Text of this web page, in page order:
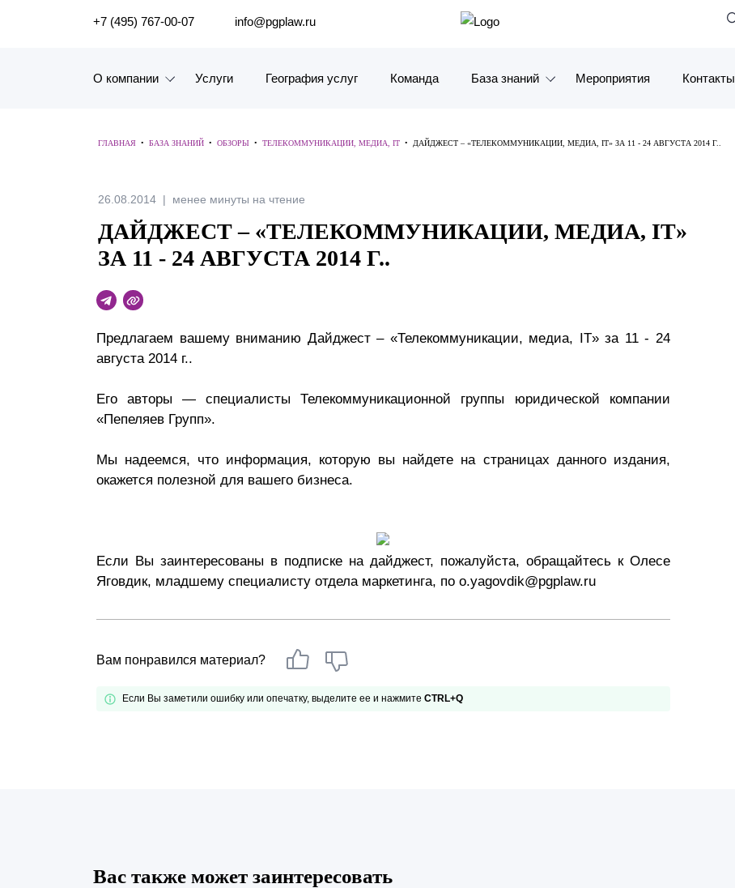
ПОИСК ПО САЙТУ
+7 (495) 767-00-07 info@pgplaw.ru
О компании
Наш опыт
Рейтинги, Награды, Цифры
Карьера
История компании
Обращение Управляющего
Социальная
Услуги География услуг Команда База знаний
Видео
Антикризисный инфопортал
Мероприятия Контакты
ГЛАВНАЯ • БАЗА ЗНАНИЙ • ОБЗОРЫ • ТЕЛЕКОММУНИКАЦИИ, МЕДИА, IT • ДАЙДЖЕСТ – «ТЕЛЕКОММУНИКАЦИИ, МЕДИА, IT» ЗА 11 - 24 АВГУСТА 2014 Г..
26.08.2014 менее минуты на чтение
ДАЙДЖЕСТ – «ТЕЛЕКОММУНИКАЦИИ, МЕДИА, IT»
ЗА 11 - 24 АВГУСТА 2014 Г..
Предлагаем вашему вниманию Дайджест – «Телекоммуникации, медиа, IT» за 11 - 24
августа 2014 г..
Его авторы — специалисты Телекоммуникационной группы юридической компании
«Пепеляев Групп».
Мы надеемся, что информация, которую вы найдете на страницах данного издания,
окажется полезной для вашего бизнеса.
Если Вы заинтересованы в подписке на дайджест, пожалуйста, обращайтесь к Олесе
Яговдик, младшему специалисту отдела маркетинга, по o.yagovdik@pgplaw.ru
Вам понравился материал?
Если Вы заметили ошибку или опечатку, выделите ее и нажмите CTRL+Q
Вас также может заинтересовать